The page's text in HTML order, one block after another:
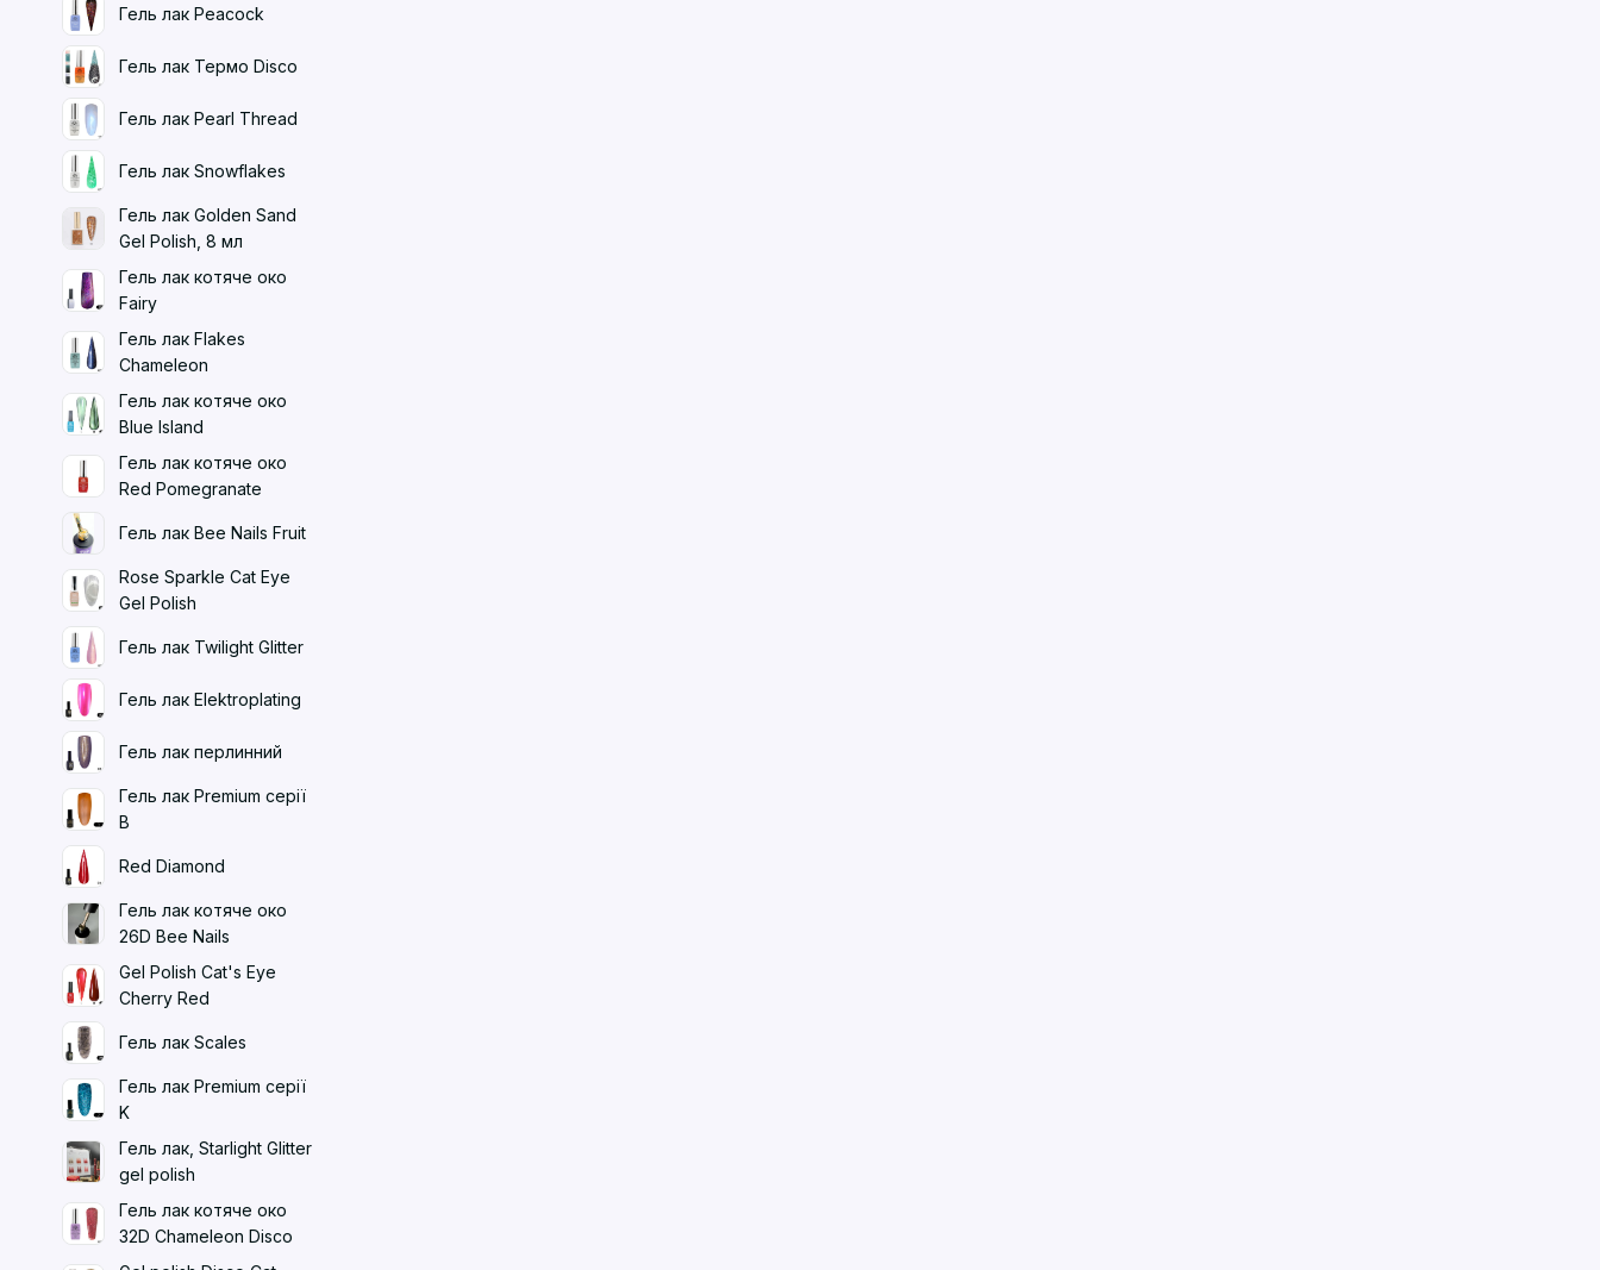
Гель лак Peacock
Гель лак Термо Disco
Гель лак Pearl Thread
Гель лак Snowflakes
Гель лак Golden Sand
Gel Polish, 8 мл
Гель лак котяче око
Fairy
Гель лак Flakes
Chameleon
Гель лак котяче око
Blue Island
Гель лак котяче око
Red Pomegranate
Гель лак Bee Nails Fruit
Rose Sparkle Cat Eye
Gel Polish
Гель лак Twilight Glitter
Гель лак Elektroplating
Гель лак перлинний
Гель лак Premium серії
B
Red Diamond
Гель лак котяче око
26D Bee Nails
Gel Polish Cat's Eye
Cherry Red
Гель лак Scales
Гель лак Premium серії
K
Гель лак, Starlight Glitter
gel polish
Гель лак котяче око
32D Chameleon Disco